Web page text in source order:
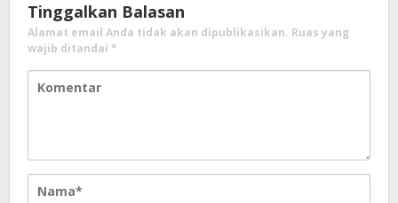
Tinggalkan Balasan
Alamat email Anda tidak akan dipublikasikan. Ruas yang
wajib ditandai *